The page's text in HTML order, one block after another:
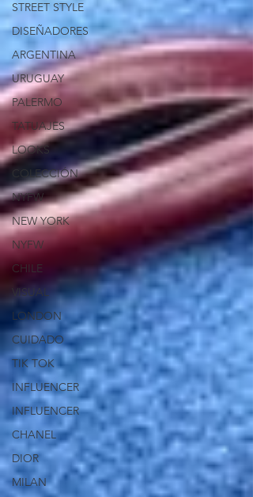
STREET STYLE
DISEÑADORES
ARGENTINA
URUGUAY
PALERMO
TATUAJES
LOOKS
COLECCIÓN
NYFW
NEW YORK
NYFW
CHILE
VISUAL
LONDON
CUIDADO
TIK TOK
INFLUENCER
INFLUENCER
CHANEL
DIOR
MILAN